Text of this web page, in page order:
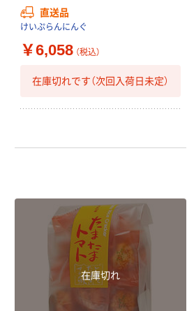
直送品
けいぷらんにんぐ
￥6,058 （税込）
在庫切れです（次回入荷日未定）
在庫切れ